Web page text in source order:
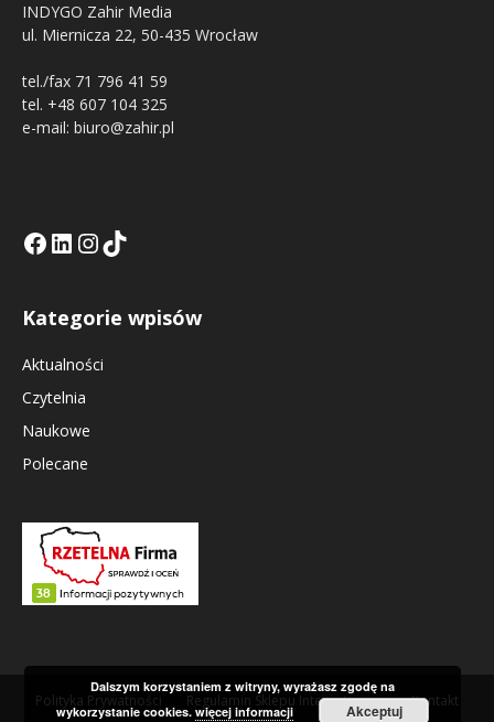
INDYGO Zahir Media
ul. Miernicza 22, 50-435 Wrocław
tel./fax 71 796 41 59
tel. +48 607 104 325
e-mail: biuro@zahir.pl
Facebook
LinkedIn
Tik Tok KEInstagramm KE
Kategorie wpisów
Aktualności
Czytelnia
Naukowe
Polecane
Polityka Prywatności Regulamin Sklepu Internetowego Kontakt
Dalszym korzystaniem z witryny, wyrażasz zgodę na
wykorzystanie cookies.więcej informacji Akceptuj